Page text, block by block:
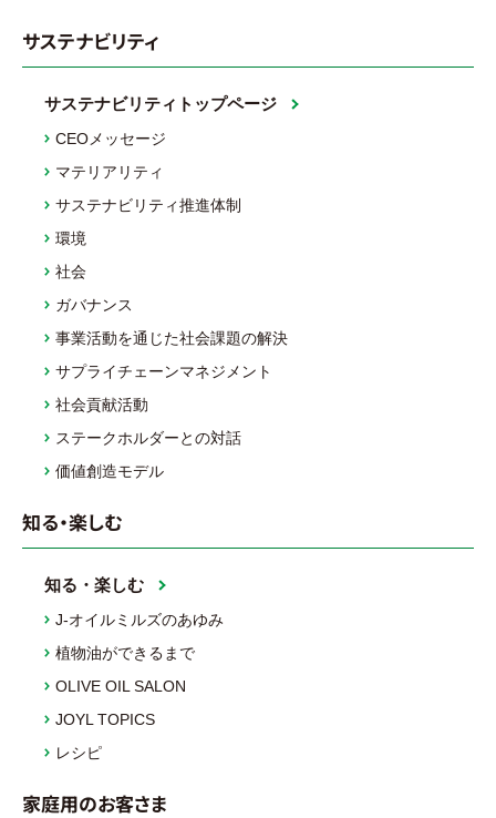
サステナビリティ
サステナビリティトップページ
CEOメッセージ
マテリアリティ
サステナビリティ推進体制
環境
社会
ガバナンス
事業活動を通じた社会課題の解決
サプライチェーンマネジメント
社会貢献活動
ステークホルダーとの対話
価値創造モデル
知る・楽しむ
知る・楽しむ
J-オイルミルズのあゆみ
植物油ができるまで
OLIVE OIL SALON
JOYL TOPICS
レシピ
家庭用のお客さま